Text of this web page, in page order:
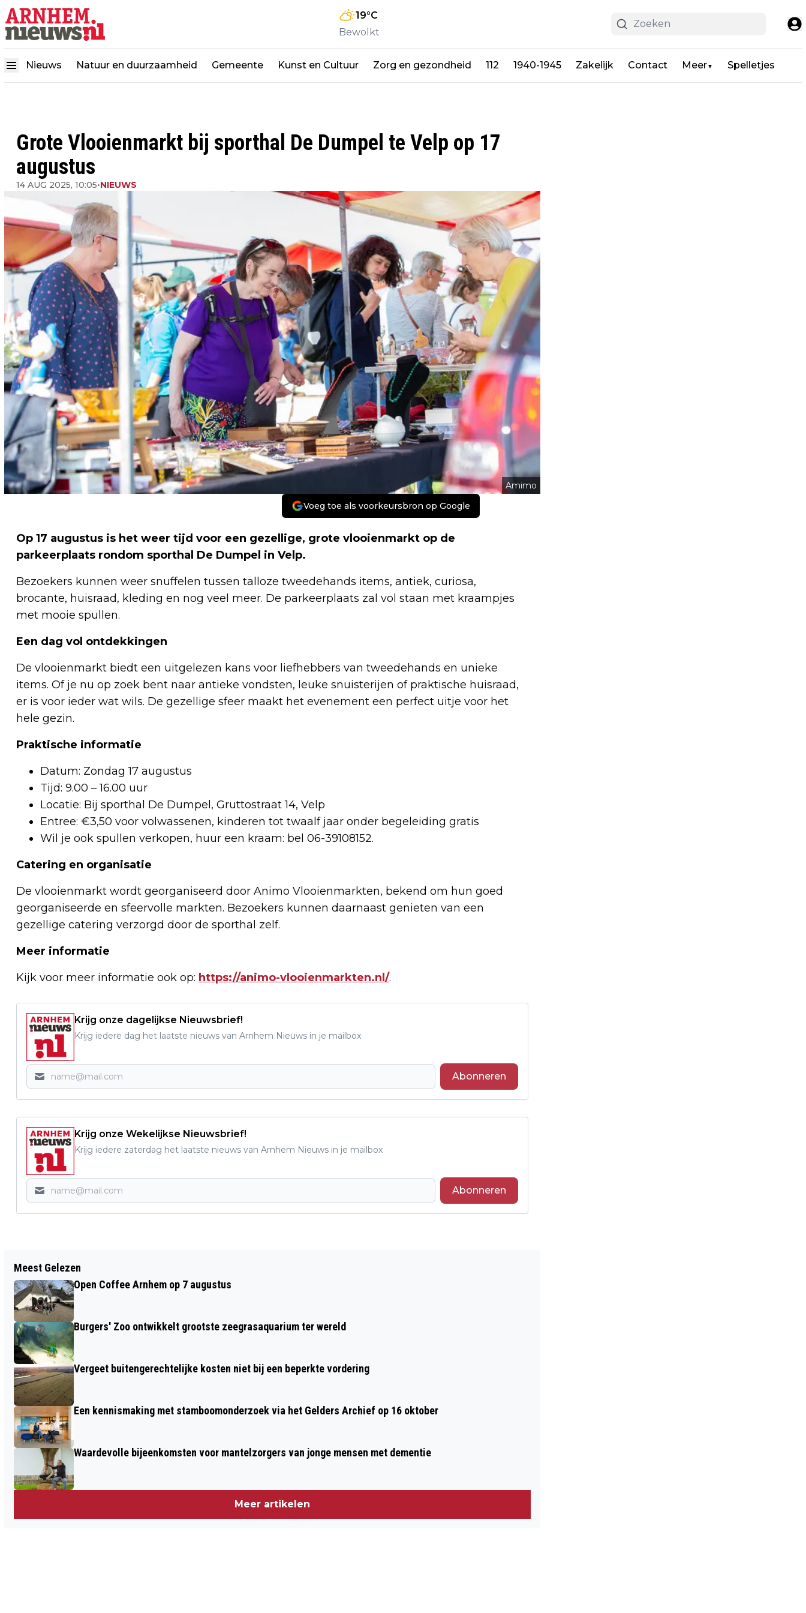
19°C
Bewolkt
Nieuws Natuur en duurzaamheid Gemeente Kunst en Cultuur Zorg en gezondheid 112 1940-1945 Zakelijk Contact Meer▼ Spelletjes
Grote Vlooienmarkt bij sporthal De Dumpel te Velp op 17
augustus
14 AUG 2025, 10:05•NIEUWS
Amimo
Voeg toe als voorkeursbron op Google
Op 17 augustus is het weer tijd voor een gezellige, grote vlooienmarkt op de
parkeerplaats rondom sporthal De Dumpel in Velp.
Bezoekers kunnen weer snuffelen tussen talloze tweedehands items, antiek, curiosa,
brocante, huisraad, kleding en nog veel meer. De parkeerplaats zal vol staan met kraampjes
met mooie spullen.
Een dag vol ontdekkingen
De vlooienmarkt biedt een uitgelezen kans voor liefhebbers van tweedehands en unieke
items. Of je nu op zoek bent naar antieke vondsten, leuke snuisterijen of praktische huisraad,
er is voor ieder wat wils. De gezellige sfeer maakt het evenement een perfect uitje voor het
hele gezin.
Praktische informatie
Datum: Zondag 17 augustus
Tijd: 9.00 – 16.00 uur
Locatie: Bij sporthal De Dumpel, Gruttostraat 14, Velp
Entree: €3,50 voor volwassenen, kinderen tot twaalf jaar onder begeleiding gratis
Wil je ook spullen verkopen, huur een kraam: bel 06-39108152.
Catering en organisatie
De vlooienmarkt wordt georganiseerd door Animo Vlooienmarkten, bekend om hun goed
georganiseerde en sfeervolle markten. Bezoekers kunnen daarnaast genieten van een
gezellige catering verzorgd door de sporthal zelf.
Meer informatie
Kijk voor meer informatie ook op: https://animo-vlooienmarkten.nl/.
Krijg onze dagelijkse Nieuwsbrief!
Krijg iedere dag het laatste nieuws van Arnhem Nieuws in je mailbox
Abonneren
Krijg onze Wekelijkse Nieuwsbrief!
Krijg iedere zaterdag het laatste nieuws van Arnhem Nieuws in je mailbox
Abonneren
STRTFSTVL ARNHEM OP 16 EN 17
AUGUSTUS, ÉÉN GROOT
OPENLUCHTTHEATER
Meest Gelezen
Open Coffee Arnhem op 7 augustus
Burgers' Zoo ontwikkelt grootste zeegrasaquarium ter wereld
Vergeet buitengerechtelijke kosten niet bij een beperkte vordering
Een kennismaking met stamboomonderzoek via het Gelders Archief op 16 oktober
Waardevolle bijeenkomsten voor mantelzorgers van jonge mensen met dementie
Meer artikelen